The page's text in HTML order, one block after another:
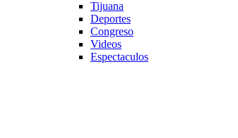
Tijuana
Deportes
Congreso
Videos
Espectaculos